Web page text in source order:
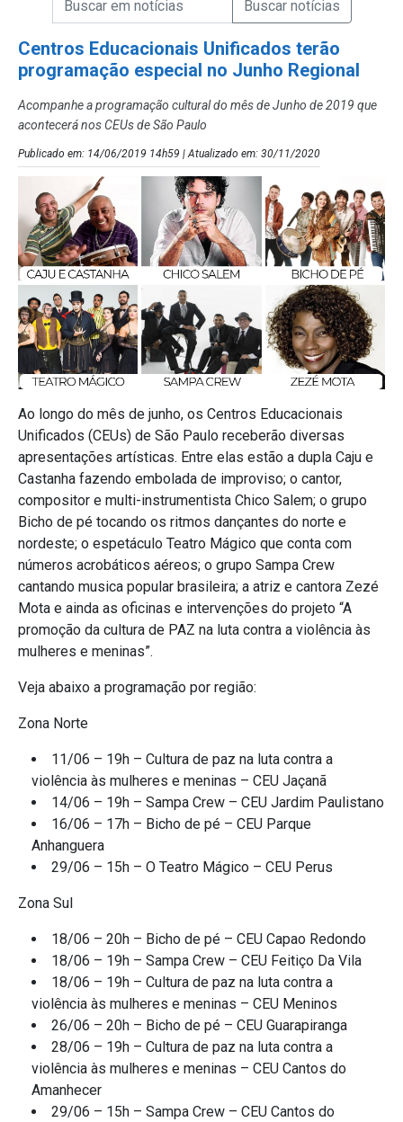
Centros Educacionais Unificados terão
programação especial no Junho Regional
Acompanhe a programação cultural do mês de Junho de 2019 que
acontecerá nos CEUs de São Paulo
Publicado em: 14/06/2019 14h59 | Atualizado em: 30/11/2020
Ao longo do mês de junho, os Centros Educacionais
Unificados (CEUs) de São Paulo receberão diversas
apresentações artísticas. Entre elas estão a dupla Caju e
Castanha fazendo embolada de improviso; o cantor,
compositor e multi-instrumentista Chico Salem; o grupo
Bicho de pé tocando os ritmos dançantes do norte e
nordeste; o espetáculo Teatro Mágico que conta com
números acrobáticos aéreos; o grupo Sampa Crew
cantando musica popular brasileira; a atriz e cantora Zezé
Mota e ainda as oficinas e intervenções do projeto “A
promoção da cultura de PAZ na luta contra a violência às
mulheres e meninas”.
Veja abaixo a programação por região:
Zona Norte
11/06 – 19h – Cultura de paz na luta contra a
violência às mulheres e meninas – CEU Jaçanã
14/06 – 19h – Sampa Crew – CEU Jardim Paulistano
16/06 – 17h – Bicho de pé – CEU Parque
Anhanguera
29/06 – 15h – O Teatro Mágico – CEU Perus
Zona Sul
18/06 – 20h – Bicho de pé – CEU Capao Redondo
18/06 – 19h – Sampa Crew – CEU Feitiço Da Vila
18/06 – 19h – Cultura de paz na luta contra a
violência às mulheres e meninas – CEU Meninos
26/06 – 20h – Bicho de pé – CEU Guarapiranga
28/06 – 19h – Cultura de paz na luta contra a
violência às mulheres e meninas – CEU Cantos do
Amanhecer
29/06 – 15h – Sampa Crew – CEU Cantos do